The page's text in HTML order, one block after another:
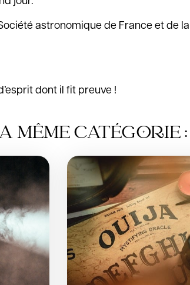
astronomique de France et de la
dont il fit preuve !
MÊME CATÉGORIE :